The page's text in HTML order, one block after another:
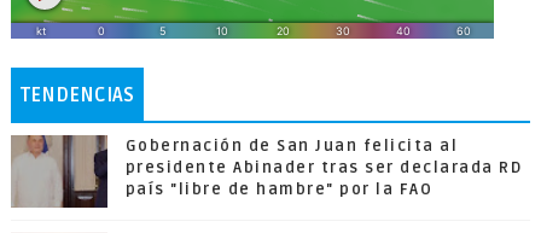
TENDENCIAS
Gobernación de San Juan felicita al
presidente Abinader tras ser declarada RD
país "libre de hambre" por la FAO